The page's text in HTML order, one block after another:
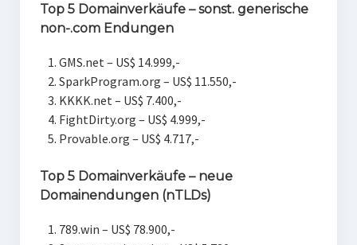
Top 5 Domainverkäufe – sonst. generische
non-.com Endungen
GMS.net – US$ 14.999,-
SparkProgram.org – US$ 11.550,-
KKKK.net – US$ 7.400,-
FightDirty.org – US$ 4.999,-
Provable.org – US$ 4.717,-
Top 5 Domainverkäufe – neue
Domainendungen (nTLDs)
789.win – US$ 78.900,-